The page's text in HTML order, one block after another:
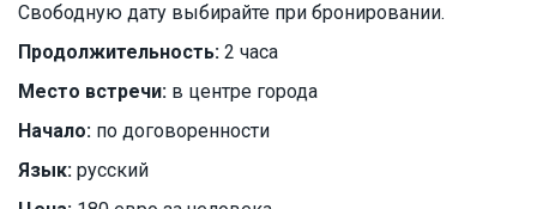
Свободную дату выбирайте при бронировании.
Продолжительность: 2 часа
Место встречи: в центре города
Начало: по договоренности
Язык: русский